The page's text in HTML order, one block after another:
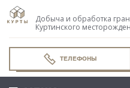
Добыча и обработка
Куртинского
ТЕЛЕФОНЫ